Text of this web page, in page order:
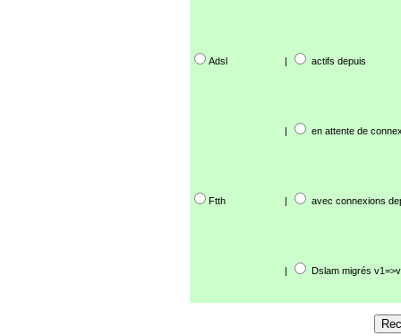
Adsl | actifs depuis
| en attente de
Ftth | avec connexions
| Dslam migrés